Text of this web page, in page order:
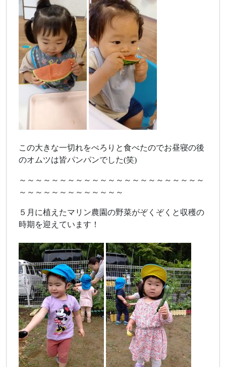
この大きな一切れをぺろりと食べたのでお昼寝の後
のオムツは皆パンパンでした(笑)
～～～～～～～～～～～～～～～～～～～～～～～
～～～～～～～～～～～～～
５月に植えたマリン農園の野菜がぞくぞくと収穫の
時期を迎えています！